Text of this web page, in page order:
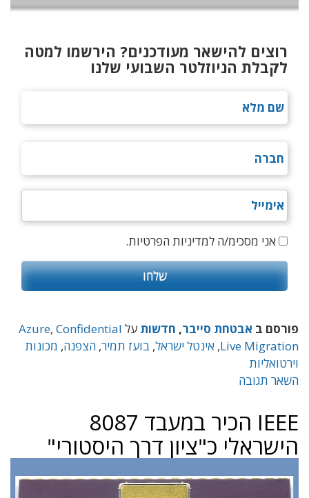
רוצים להישאר מעודכנים? הירשמו למטה
לקבלת הניוזלטר השבועי שלנו
אני מסכימ/ה למדיניות הפרטיות.
פורסם ב אבטחת סייבר, חדשות על Azure, Confidential
Live Migration
, אינטל ישראל, בועז תמיר, הצפנה, מכונות
וירטואליות
השאר תגובה
IEEE הכיר במעבד 8087
הישראלי כ"ציון דרך היסטורי"